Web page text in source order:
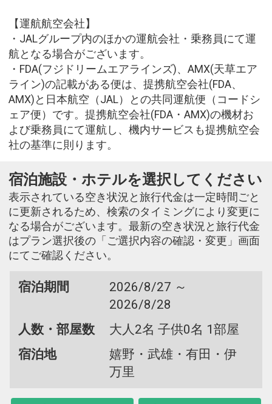
【運航航空会社】
・JALグループ内のほかの運航会社・乗務員にて運
航となる場合がございます。
・FDA(フジドリームエアラインズ)、AMX(天草エア
ライン)の記載がある便は、提携航空会社(FDA、
AMX)と日本航空（JAL）との共同運航便（コードシ
ェア便）です。提携航空会社(FDA・AMX)の機材お
よび乗務員にて運航し、機内サービスも提携航空会
社の基準に則ります。
宿泊施設・ホテルを選択してください
表示されている空き状況と旅行代金は一定時間ごと
に更新されるため、検索のタイミングにより変更に
なる場合がございます。最新の空き状況と旅行代金
はプラン選択後の「ご選択内容の確認・変更」画面
にてご確認ください。
宿泊期間
2026/8/27 ～
2026/8/28
人数・部屋数
大人2名 子供0名 1部屋
宿泊地
嬉野・武雄・有田・伊
万里